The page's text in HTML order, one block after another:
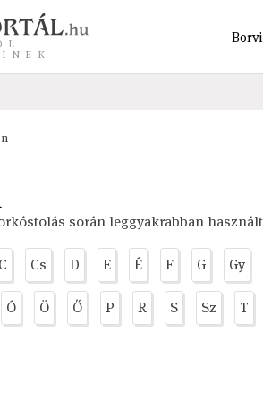
során leggyakrabban
C Cs D E É F G Gy
Ó Ö Ő P R S Sz T